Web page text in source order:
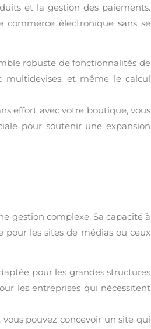
et la gestion des paiements.
électronique sans se
robuste de fonctionnalités de
multidevises, et même le calcul
effort avec votre boutique, vous
pour soutenir une expansion
gestion complexe. Sa capacité à
les sites de médias ou ceux
pour les grandes structures
les entreprises qui nécessitent
pouvez concevoir un site qui